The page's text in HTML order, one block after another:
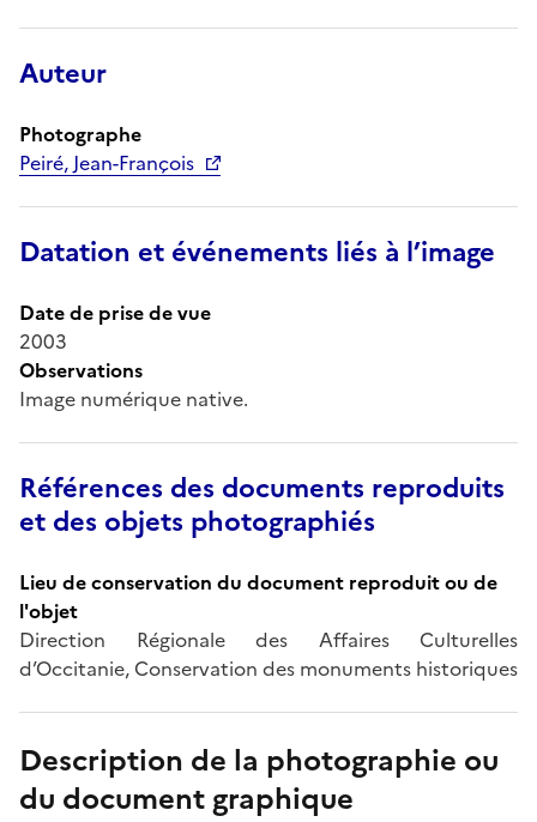
Auteur
Photographe
Peiré, Jean-François
Datation et événements liés à l’image
Date de prise de vue
2003
Observations
Image numérique native.
Références des documents reproduits
et des objets photographiés
Lieu de conservation du document reproduit ou de
l'objet
Direction Régionale des Affaires Culturelles
d’Occitanie, Conservation des monuments historiques
Description de la photographie ou
du document graphique